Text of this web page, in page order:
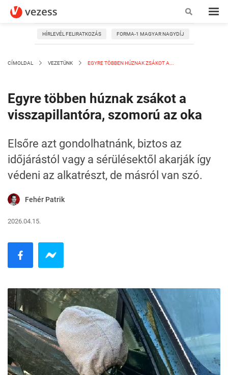
HÍRLEVÉL FELIRATKOZÁS FORMA-1 MAGYAR NAGYDÍJ
CÍMOLDAL VEZETÜNK EGYRE TÖBBEN HÚZNAK ZSÁKOT A...
Egyre többen húznak zsákot a
visszapillantóra, szomorú az oka
Elsőre azt gondolhatnánk, biztos az
időjárástól vagy a sérülésektől akarják így
védeni az alkatrészt, de másról van szó.
Fehér Patrik
2026.04.15.